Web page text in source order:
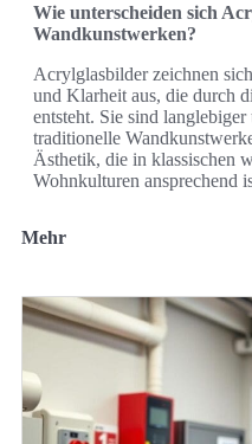
Wie unterscheiden sich
Wandkunstwerken?
Acrylglasbilder zeichnen
und Klarheit aus, die durch
entsteht. Sie sind
traditionelle
Ästhetik, die in klassischen
Wohnkulturen ansprechend
Mehr